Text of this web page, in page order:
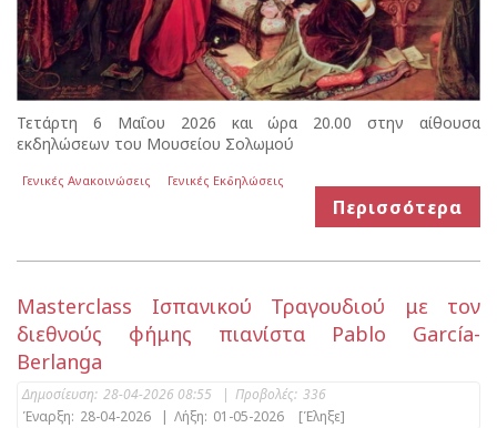
Τετάρτη 6 Μαΐου 2026 και ώρα 20.00 στην αίθουσα
εκδηλώσεων του Μουσείου Σολωμού
Γενικές Ανακοινώσεις Γενικές Εκδηλώσεις
Περισσότερα
Masterclass Ισπανικού Τραγουδιού με τον
διεθνούς φήμης πιανίστα Pablo García-
Berlanga
Δημοσίευση: 28-04-2026 08:55 | Προβολές: 336
Έναρξη: 28-04-2026 | Λήξη: 01-05-2026 [Έληξε]